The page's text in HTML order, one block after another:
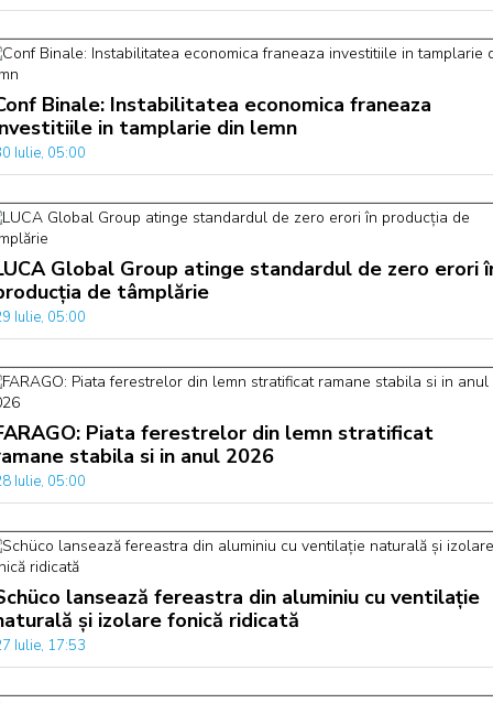
Binale: Instabilitatea economica franeaza
in tamplarie din lemn
Iulie, 05:00
Global Group atinge standardul de zero erori
de tâmplărie
Iulie, 05:00
Piata ferestrelor din lemn stratificat
stabila si in anul 2026
Iulie, 05:00
lansează fereastra din aluminiu cu ventilație
și izolare fonică ridicată
Iulie, 17:53